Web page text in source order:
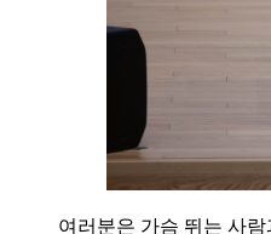
여러분은 가슴 뛰는 사